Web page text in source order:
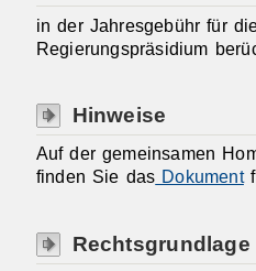
in der Jahresgebühr für
Regierungspräsidium
Hinweise
Auf der gemeinsamen
finden Sie das Dokument
Rechtsgrundlage